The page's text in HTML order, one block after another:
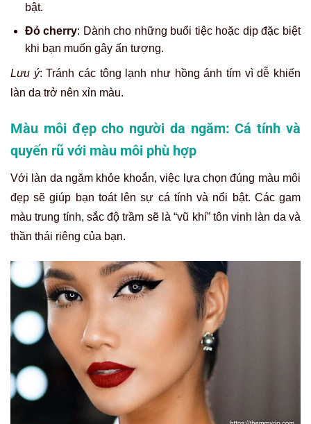
bật.
Đỏ cherry: Dành cho những buổi tiệc hoặc dịp đặc biệt
khi bạn muốn gây ấn tượng.
Lưu ý: Tránh các tông lạnh như hồng ánh tím vì dễ khiến
làn da trở nên xỉn màu.
Màu môi đẹp cho người da ngăm: Cá tính và
quyến rũ với màu môi phù hợp
Với làn da ngăm khỏe khoắn, việc lựa chọn đúng màu môi
đẹp sẽ giúp bạn toát lên sự cá tính và nổi bật. Các gam
màu trung tính, sắc độ trầm sẽ là “vũ khí” tôn vinh làn da và
thần thái riêng của bạn.